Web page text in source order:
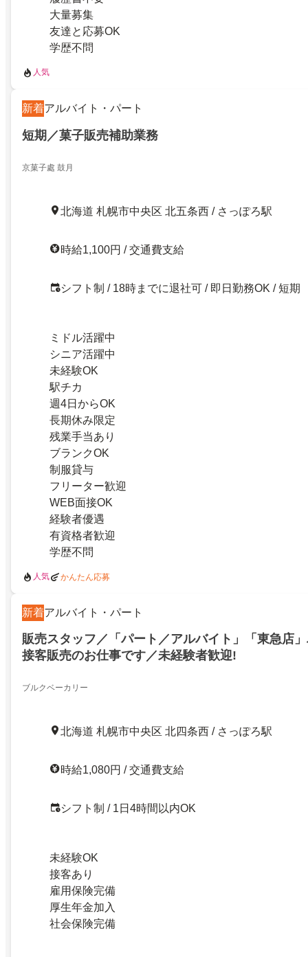
大量募集
友達と応募OK
学歴不問
人気
新着アルバイト・パート
短期／菓子販売補助業務
京菓子處 鼓月
北海道 札幌市中央区 北五条西 / さっぽろ駅
時給1,100円 / 交通費支給
シフト制 / 18時までに退社可 / 即日勤務OK / 短期
ミドル活躍中
シニア活躍中
未経験OK
駅チカ
週4日からOK
長期休み限定
残業手当あり
ブランクOK
制服貸与
フリーター歓迎
WEB面接OK
経験者優遇
有資格者歓迎
学歴不問
人気 かんたん応募
新着アルバイト・パート
販売スタッフ／「パート／アルバイト」「東急店
接客販売のお仕事です／未経験者歓迎!
ブルクベーカリー
北海道 札幌市中央区 北四条西 / さっぽろ駅
時給1,080円 / 交通費支給
シフト制 / 1日4時間以内OK
未経験OK
接客あり
雇用保険完備
厚生年金加入
社会保険完備